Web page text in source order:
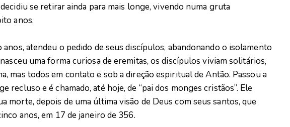
se retirar ainda para mais longe, vivendo numa gruta
anos.
atendeu o pedido de seus discípulos, abandonando o isolamento
uma forma curiosa de eremitas, os discípulos viviam solitários,
mas todos em contato e sob a direção espiritual de Antão. Passou a
recluso e é chamado, até hoje, de “pai dos monges cristãos”. Ele
morte, depois de uma última visão de Deus com seus santos, que
anos, em 17 de janeiro de 356.